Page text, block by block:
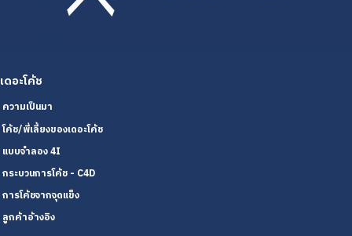
เดอะโค้ช
ความเป็นมา
โค้ช/พี่เลี้ยงของเดอะโค้ช
แบบจำลอง 4I
กระบวนการโค้ช - C4D
การโค้ชจากจุดแข็ง
ลูกค้าอ้างอิง